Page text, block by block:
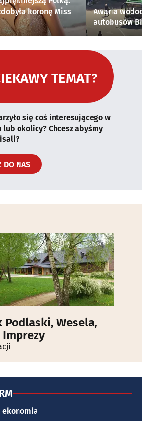
koronę Miss
Awaria
autobusów
TEMAT?
się coś interesującego w
lub okolicy? Chcesz abyśmy
DO NAS
Podlaski, Wesela,
Imprezy
ekonomia